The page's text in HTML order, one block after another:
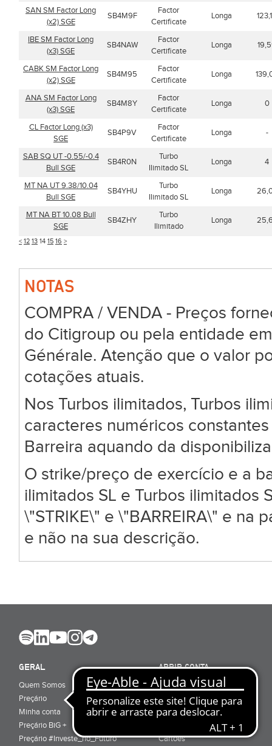
SAN SM Factor Long
(x2) SGE
SB4M9F
Factor
Certificate
Longa
IBE SM Factor Long
(x3) SGE
SB4NAW
Factor
Certificate
Longa
CABK SM Factor Long
(x2) SGE
SB4M95
Factor
Certificate
Longa
ANA SM Factor Long
(x3) SGE
SB4M8Y
Factor
Certificate
Longa 0
CL Factor Long (x3)
SGE
SB4P9V
Factor
Certificate
Longa -
SAB SQ UT -0.55/-0.4
Bull SGE
SB4R0N
Turbo
Ilimitado SL
Longa 4
MT NA UT 9.38/10.04
Bull SGE
SB4YHU
Turbo
Ilimitado SL
Longa
MT NA BT 10.08 Bull
SGE
SB4ZHY
Turbo
Ilimitado
Longa
< 12 13 14 15 16 >
NOTAS
COMPRA / VENDA - Preços
do Citigroup ou pela entidade
Générale. Atenção que o valor
cotações atuais.
Nos Turbos ilimitados, Turbos
caracteres numéricos
Barreira aquando da
O strike/preço de exercício e a
ilimitados SL e Turbos ilimitados
\"STRIKE\" e \"BARREIRA\" e na
e não na sua descrição.
GERAL
Quem Somos
Preçário
Minha conta
Preçário BiG +
Preçário #Investe_no_Futuro
ABRIR CONTA
Porquê ser cliente
Particulares
Júnior (sub-18)
Cartões